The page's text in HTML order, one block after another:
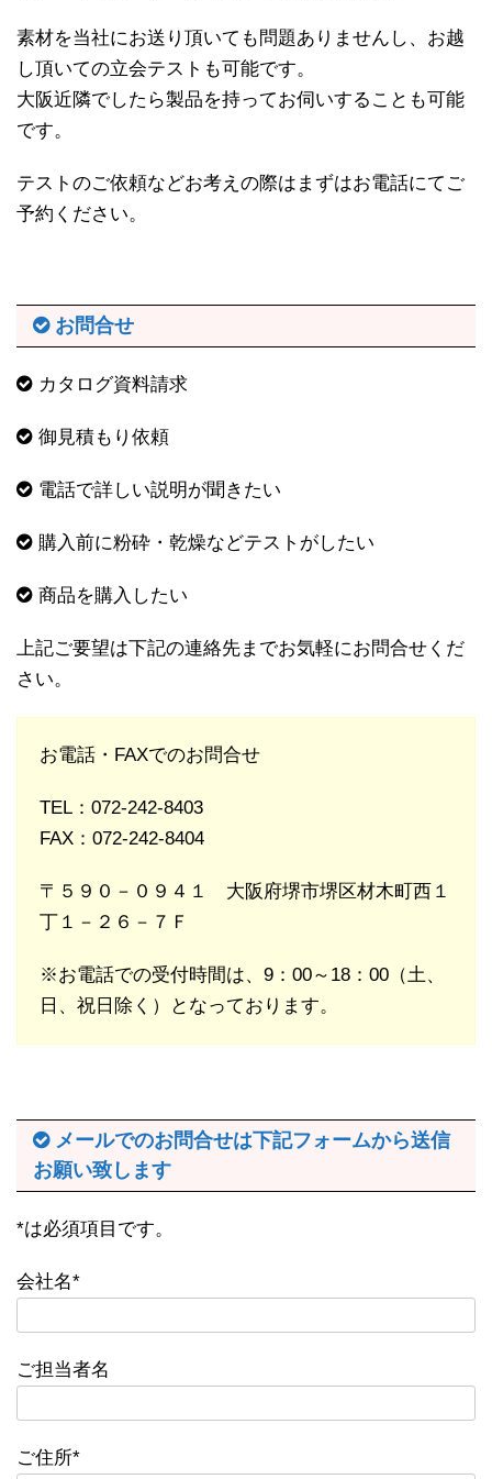
素材を当社にお送り頂いても問題ありませんし、お越
し頂いての立会テストも可能です。
大阪近隣でしたら製品を持ってお伺いすることも可能
です。
テストのご依頼などお考えの際はまずはお電話にてご
予約ください。
お問合せ
カタログ資料請求
御見積もり依頼
電話で詳しい説明が聞きたい
購入前に粉砕・乾燥などテストがしたい
商品を購入したい
上記ご要望は下記の連絡先までお気軽にお問合せくだ
さい。
お電話・FAXでのお問合せ
TEL：072-242-8403
FAX：072-242-8404
〒５９０－０９４１ 大阪府堺市堺区材木町西１
丁１－２６－７Ｆ
※お電話での受付時間は、9：00～18：00（土、
日、祝日除く）となっております。
メールでのお問合せは下記フォームから送信
お願い致します
*は必須項目です。
会社名*
ご担当者名
ご住所*